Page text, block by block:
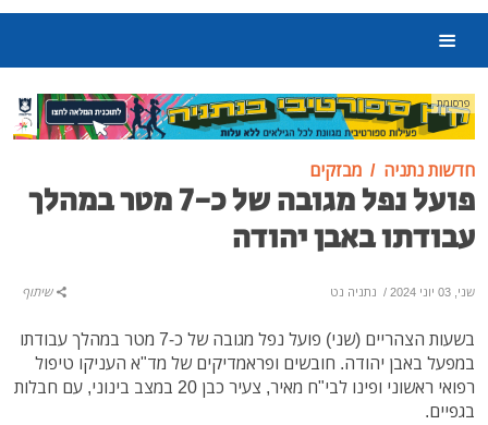
פרסומת
חדשות נתניה מבזקים
פועל נפל מגובה של כ-7 מטר במהלך
עבודתו באבן יהודה
שני, 03 יוני 2024 / נתניה נט שיתוף
בשעות הצהריים (שני) פועל נפל מגובה של כ-7 מטר במהלך עבודתו
במפעל באבן יהודה. חובשים ופראמדיקים של מד"א העניקו טיפול
רפואי ראשוני ופינו לבי"ח מאיר, צעיר כבן 20 במצב בינוני, עם חבלות
בגפיים.